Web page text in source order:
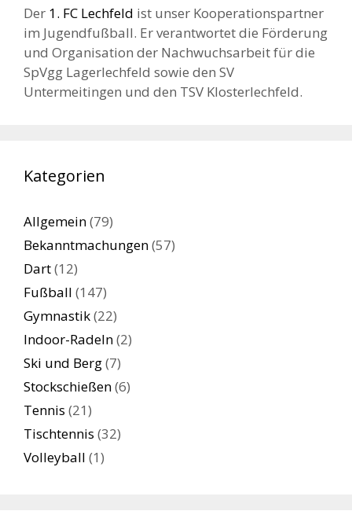
Der 1. FC Lechfeld ist unser Kooperationspartner
im Jugendfußball. Er verantwortet die Förderung
und Organisation der Nachwuchsarbeit für die
SpVgg Lagerlechfeld sowie den SV
Untermeitingen und den TSV Klosterlechfeld.
Kategorien
Allgemein(79)
Bekanntmachungen(57)
Dart(12)
Fußball (147)
Gymnastik(22)
Indoor-Radeln(2)
Ski und Berg(7)
Stockschießen(6)
Tennis (21)
Tischtennis (32)
Volleyball (1)